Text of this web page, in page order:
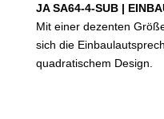
JA SA64-4-SUB |
Mit einer dezenten
sich die
quadratischem Design.